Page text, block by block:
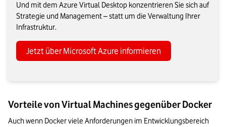
Und mit dem Azure Virtual Desktop konzentrieren Sie sich auf
Strategie und Management – statt um die Verwaltung Ihrer
Infrastruktur.
Jetzt über Microsoft Azure informieren
Vorteile von Virtual Machines gegenüber Docker
Auch wenn Docker viele Anforderungen im Entwicklungsbereich